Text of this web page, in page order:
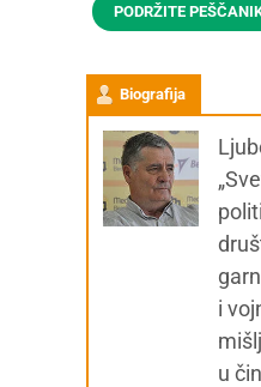
PODRŽITE
Biografija
i
u